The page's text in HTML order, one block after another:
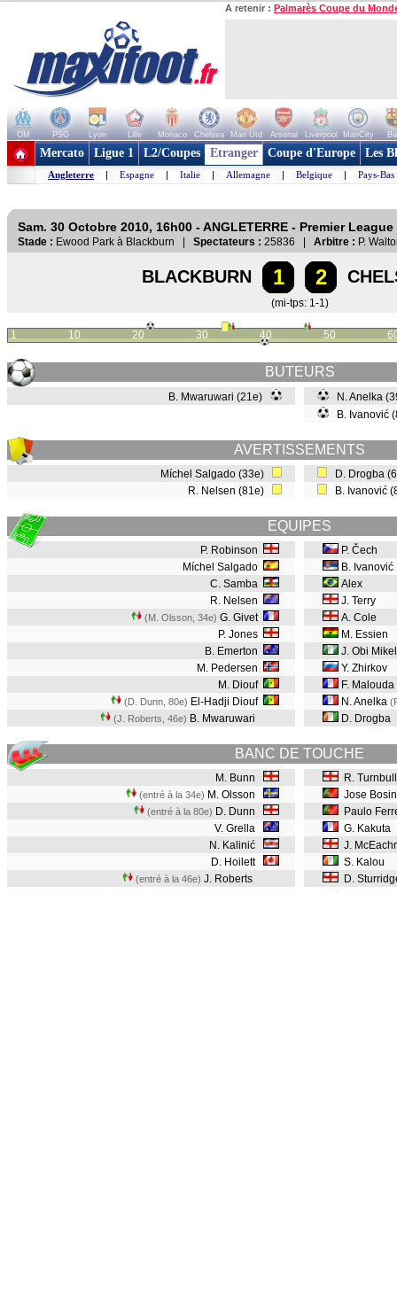
A retenir : Palmarès Coupe du
OM PSG Lyon Lille Monaco Chelsea Man Utd Arsenal Liverpool ManCity
+ de clubs
Mercato Ligue 1 L2/Coupes Etranger Coupe d'Europe Les
Angleterre | Espagne | Italie | Allemagne | Belgique | Pays-Bas
Sam. 30 Octobre 2010, 16h00 - ANGLETERRE - Premier League
Stade : Ewood Park à Blackburn | Spectateurs : 25836 | Arbitre : P.
BLACKBURN 1 2
(mi-tps: 1-1)
1 10 20 30 40 50
BUTEURS
B. Mwaruwari (21e)
N. Anelka
B. Ivanović
AVERTISSEMENTS
Míchel Salgado (33e)
R. Nelsen (81e)
D. Drogba
B. Ivanović
EQUIPES
P. Robinson
Míchel Salgado
C. Samba
R. Nelsen
(M. Olsson, 34e) G. Givet
P. Jones
B. Emerton
M. Pedersen
M. Diouf
(D. Dunn, 80e) El-Hadji Diouf
(J. Roberts, 46e) B. Mwaruwari
P. Čech
B. Ivanović
Alex
J. Terry
A. Cole
M. Essien
J. Obi Mikel
Y. Zhirkov
F. Malouda
N. Anelka
D. Drogba
BANC DE TOUCHE
M. Bunn
(entré à la 34e) M. Olsson
(entré à la 80e) D. Dunn
V. Grella
N. Kalinić
D. Hoilett
(entré à la 46e) J. Roberts
R. Turnbull
Jose
Paulo
G. Kakuta
J.
S. Kalou
D.